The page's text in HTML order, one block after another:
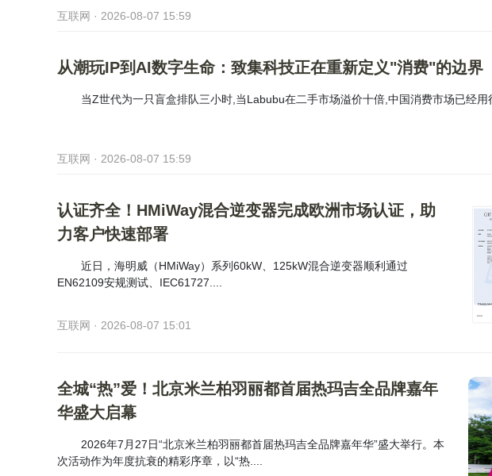
互联网 · 2026-08-07 15:59
从潮玩IP到AI数字生命：致集科技正在重新定义"消费"的边界
当Z世代为一只盲盒排队三小时,当Labubu在二手市场溢价十倍,中国消费市场已经用
互联网 · 2026-08-07 15:59
认证齐全！HMiWay混合逆变器完成欧洲市场认证，助
力客户快速部署
近日，海明威（HMiWay）系列60kW、125kW混合逆变器顺利通过
EN62109安规测试、IEC61727....
互联网 · 2026-08-07 15:01
全城“热”爱！北京米兰柏羽丽都首届热玛吉全品牌嘉年
华盛大启幕
2026年7月27日“北京米兰柏羽丽都首届热玛吉全品牌嘉年华”盛大举行。本
次活动作为年度抗衰的精彩序章，以“热....